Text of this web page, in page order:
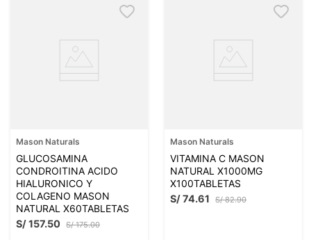
Mason Naturals
GLUCOSAMINA
CONDROITINA ACIDO
HIALURONICO Y
COLAGENO MASON
NATURAL X60TABLETAS
S/ 175.00
S/157.50
Mason Naturals
VITAMINA C MASON
NATURAL X1000MG
X100TABLETAS
S/ 82.90
S/74.61